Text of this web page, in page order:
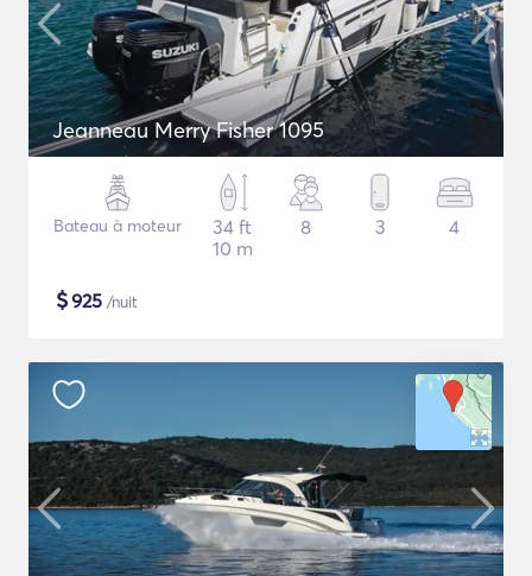
Jeanneau Merry Fisher 1095
Bateau à moteur
34 ft
10 m
8 3 4
$925 /nuit